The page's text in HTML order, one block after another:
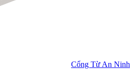
Cổng Từ An Ninh